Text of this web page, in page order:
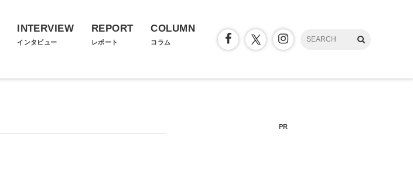
INTERVIEW
インタビュー
REPORT
レポート
COLUMN
コラム
PR